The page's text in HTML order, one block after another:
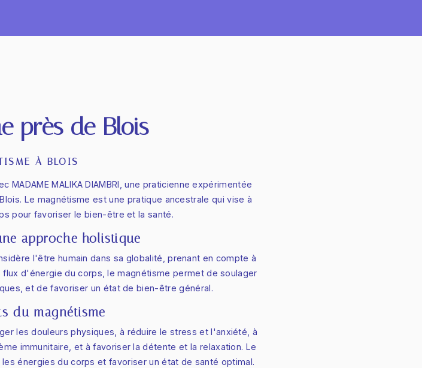
près de Blois
À BLOIS
MALIKA DIAMBRI, une praticienne expérimentée
Le magnétisme est une pratique ancestrale qui vise à
pour favoriser le bien-être et la santé.
approche holistique
l'être humain dans sa globalité, prenant en compte à
d'énergie du corps, le magnétisme permet de soulager
et de favoriser un état de bien-être général.
du magnétisme
les douleurs physiques, à réduire le stress et l'anxiété, à
immunitaire, et à favoriser la détente et la relaxation. Le
énergies du corps et favoriser un état de santé optimal.